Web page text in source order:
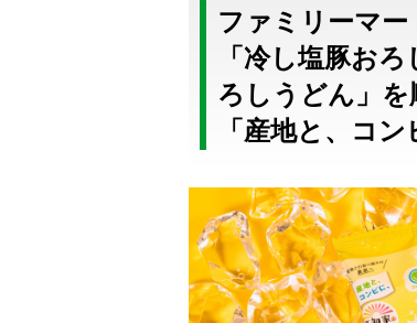
ファミリーマー
「冷し塩豚お
ろしうどん」
「産地と、コ